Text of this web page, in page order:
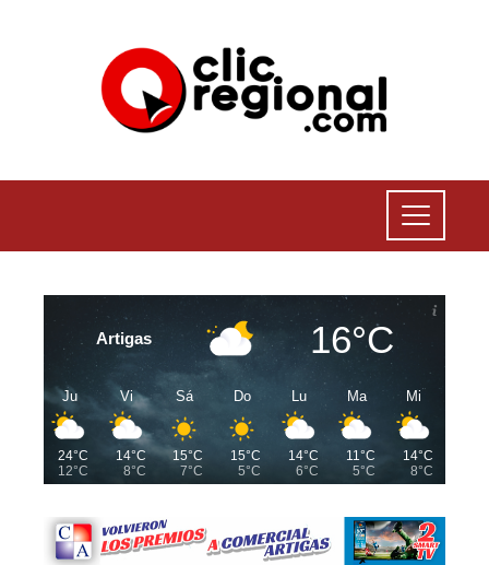
Artigas 16°C
Ju
24°C
12°C
Vi
14°C
8°C
Sá
15°C
7°C
Do
15°C
5°C
Lu
14°C
6°C
Ma
11°C
5°C
Mi
14°C
8°C